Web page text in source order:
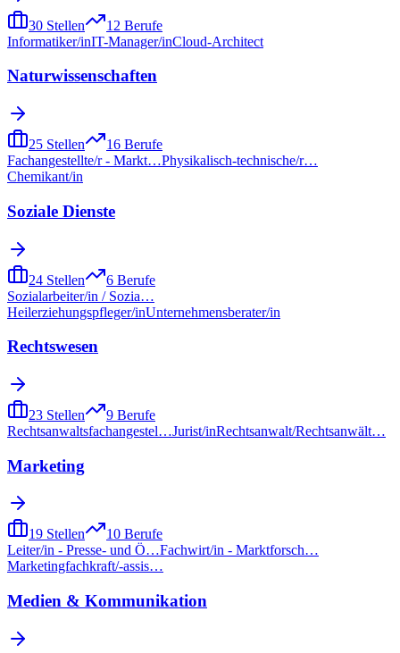
30 Stellen 12 Berufe
Informatiker/inIT-Manager/inCloud-Architect
Naturwissenschaften
25 Stellen 16 Berufe
Fachangestellte/r - Markt…Physikalisch-technische/r…
Chemikant/in
Soziale Dienste
24 Stellen 6 Berufe
Sozialarbeiter/in / Sozia…
Heilerziehungspfleger/inUnternehmensberater/in
Rechtswesen
23 Stellen 9 Berufe
Rechtsanwaltsfachangestel…Jurist/inRechtsanwalt/Rechtsanwält…
Marketing
19 Stellen 10 Berufe
Leiter/in - Presse- und Ö…Fachwirt/in - Marktforsch…
Marketingfachkraft/-assis…
Medien & Kommunikation